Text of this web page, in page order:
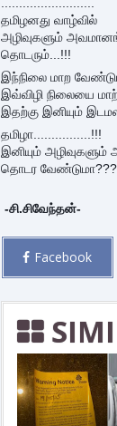
தமிழனது வாழ்வில்
அழிவுகளும்
தொடரும்...!!!
இந்நிலை மாற
இவ்விழி நிலையை
இதற்கு இனியும்
தமிழா................!!!
இனியும்
தொடர வேண்டுமா???
-சி.சிவேந்தன்-
Facebook